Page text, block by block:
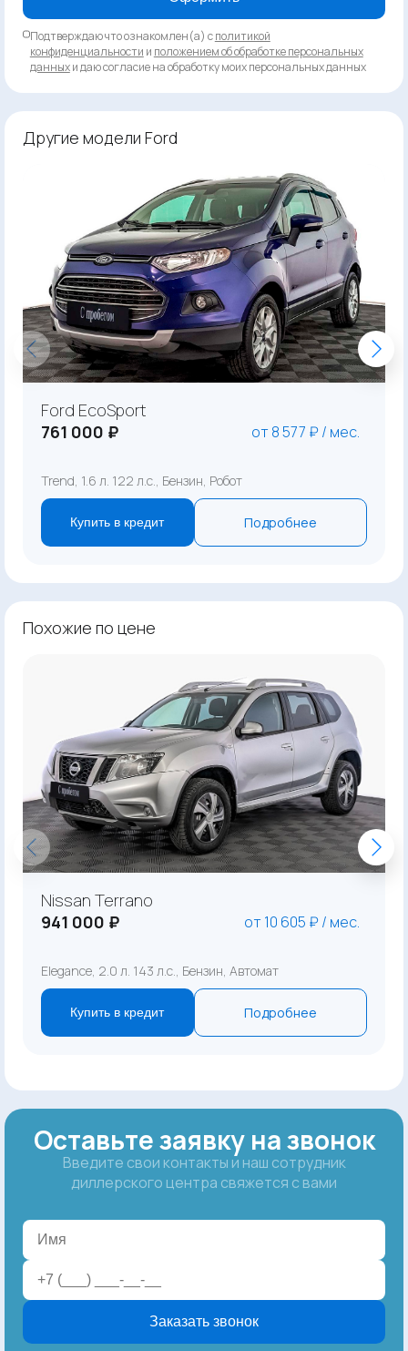
Подтверждаю что ознакомлен(а) сполитикой
конфиденциальности и положением об обработке персональных
данныхи даю согласие на обработку моих персональных данных
Другие модели Ford
Ford EcoSport
761 000 ₽
от 8 577 ₽ / мес.
Trend, 1.6 л. 122 л.с., Бензин, Робот
Купить в кредит Подробнее
Похожие по цене
Nissan Terrano
941 000 ₽
от 10 605 ₽ / мес.
Elegance, 2.0 л. 143 л.с., Бензин, Автомат
Купить в кредит Подробнее
Оставьте заявку на звонок
Введите свои контакты и наш сотрудник
диллерского центра свяжется с вами
Заказать звонок